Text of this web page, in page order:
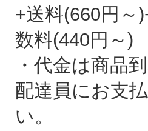
+送料(660円～
数料(440円～)
・代金は商品
配達員にお支
い。